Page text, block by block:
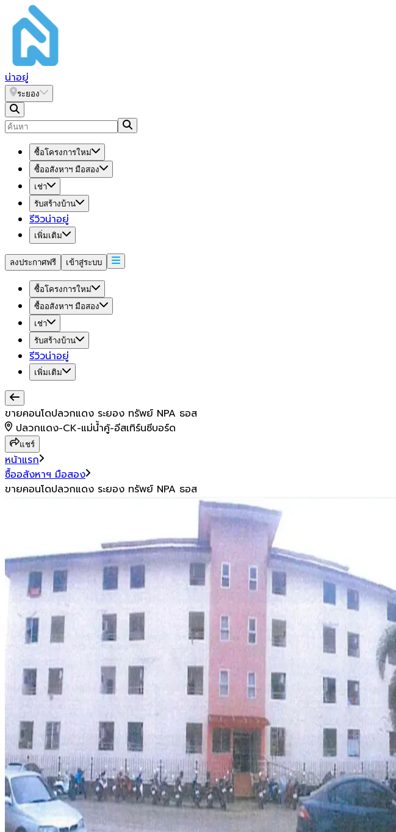
น่าอยู่
ระยอง
ซื้อโครงการใหม่
ซื้ออสังหาฯ มือสอง
เช่า
รับสร้างบ้าน
รีวิวน่าอยู่
เพิ่มเติม
ลงประกาศฟรี เข้าสู่ระบบ
ซื้อโครงการใหม่
ซื้ออสังหาฯ มือสอง
เช่า
รับสร้างบ้าน
รีวิวน่าอยู่
เพิ่มเติม
ขายคอนโดปลวกแดง ระยอง ทรัพย์ NPA ธอส
ปลวกแดง-CK-แม่น้ำคู้-อีสเทิร์นซีบอร์ด
แชร์
หน้าแรก
ซื้ออสังหาฯ มือสอง
ขายคอนโดปลวกแดง ระยอง ทรัพย์ NPA ธอส